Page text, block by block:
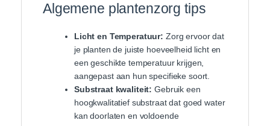
Algemene plantenzorg tips
Licht en Temperatuur: Zorg ervoor dat
je planten de juiste hoeveelheid licht en
een geschikte temperatuur krijgen,
aangepast aan hun specifieke soort.
Substraat kwaliteit: Gebruik een
hoogkwalitatief substraat dat goed water
kan doorlaten en voldoende